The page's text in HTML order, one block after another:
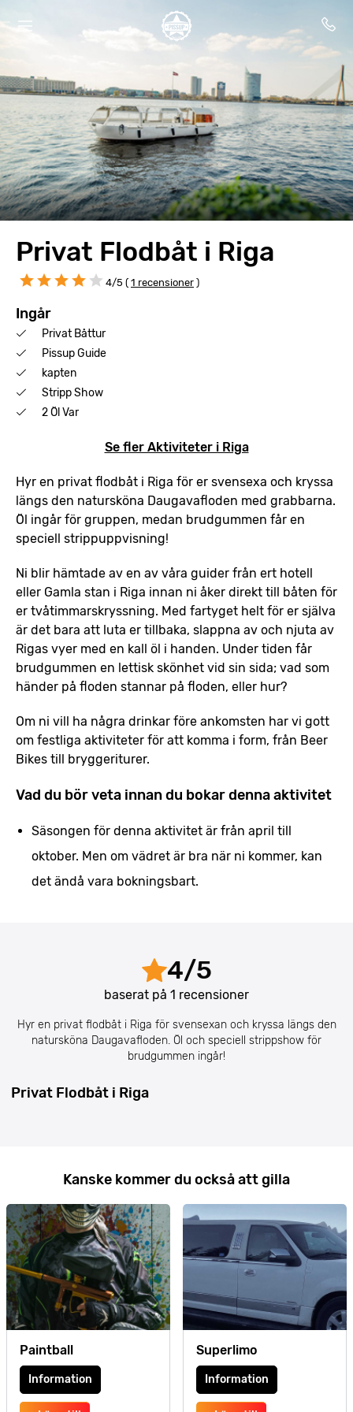
Privat Flodbåt i Riga
4/5 ( 1 recensioner )
Ingår
Privat Båttur
Pissup Guide
kapten
Stripp Show
2 Öl Var
Se fler Aktiviteter i Riga
Hyr en privat flodbåt i Riga för er svensexa och kryssa
längs den natursköna Daugavafloden med grabbarna.
Öl ingår för gruppen, medan brudgummen får en
speciell strippuppvisning!
Ni blir hämtade av en av våra guider från ert hotell
eller Gamla stan i Riga innan ni åker direkt till båten för
er tvåtimmarskryssning. Med fartyget helt för er själva
är det bara att luta er tillbaka, slappna av och njuta av
Rigas vyer med en kall öl i handen. Under tiden får
brudgummen en lettisk skönhet vid sin sida; vad som
händer på floden stannar på floden, eller hur?
Om ni vill ha några drinkar före ankomsten har vi gott
om festliga aktiviteter för att komma i form, från Beer
Bikes till bryggeriturer.
Vad du bör veta innan du bokar denna aktivitet
Säsongen för denna aktivitet är från april till
oktober. Men om vädret är bra när ni kommer, kan
det ändå vara bokningsbart.
4/5
baserat på 1 recensioner
Hyr en privat flodbåt i Riga för svensexan och kryssa längs den
natursköna Daugavafloden. Öl och speciell strippshow för
brudgummen ingår!
Privat Flodbåt i Riga
Kanske kommer du också att gilla
Paintball
Information
Superlimo
Information